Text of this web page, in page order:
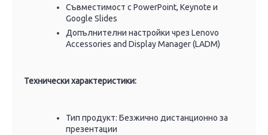
Съвместимост с PowerPoint, Keynote и
Google Slides
Допълнителни настройки чрез Lenovo
Accessories and Display Manager (LADM)
Технически характеристики:
Тип продукт: Безжично дистанционно за
презентации